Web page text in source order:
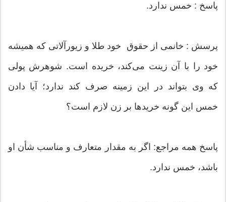
پاسخ : خمس ندارد.
پرسش : خانمی از حقوق خود طلا و زیورآلاتی که همیشه
خود را با آن زینت می‌کند، خریده است. شوهرش پولی
که وی بتواند در این زمینه صرف کند ندارد؛ آیا دادن
خمس این گونه خریدها بر زن لازم است؟
پاسخ همه مراجع: اگر به مقدار متعارف و مناسب شأن او
باشد، خمس ندارد.